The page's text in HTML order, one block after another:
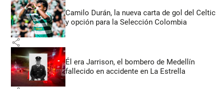
Camilo Durán, la nueva carta de gol del Celtic
y opción para la Selección Colombia
share
Él era Jarrison, el bombero de Medellín
fallecido en accidente en La Estrella